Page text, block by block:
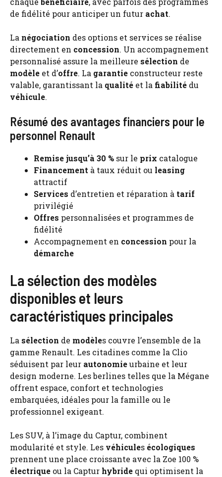
de fidélité pour anticiper un futur achat.
La négociation des options et services se réalise
directement en concession. Un accompagnement
personnalisé assure la meilleure sélection de
modèle et d’offre. La garantie constructeur reste
valable, garantissant la qualité et la fiabilité du
véhicule.
Résumé des avantages financiers pour le
personnel Renault
Remise jusqu’à 30 % sur le prix catalogue
Financement à taux réduit ou leasing
attractif
Services d’entretien et réparation à tarif
privilégié
Offres personnalisées et programmes de
fidélité
Accompagnement en concession pour la
démarche
La sélection des modèles
disponibles et leurs
caractéristiques principales
La sélection de modèles couvre l’ensemble de la
gamme Renault. Les citadines comme la Clio
séduisent par leur autonomieurbaine et leur
design moderne. Les berlines telles que la Mégane
offrent espace, confort et technologies
embarquées, idéales pour la famille ou le
professionnel exigeant.
Les SUV, à l’image du Captur, combinent
modularité et style. Les véhicules écologiques
prennent une place croissante avec la Zoe 100 %
électrique ou la Captur hybride qui optimisent la